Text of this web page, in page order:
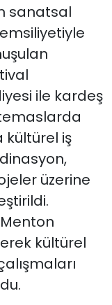
sanatsal
ile kardeş
kültürel iş
üzerine
Menton
kültürel